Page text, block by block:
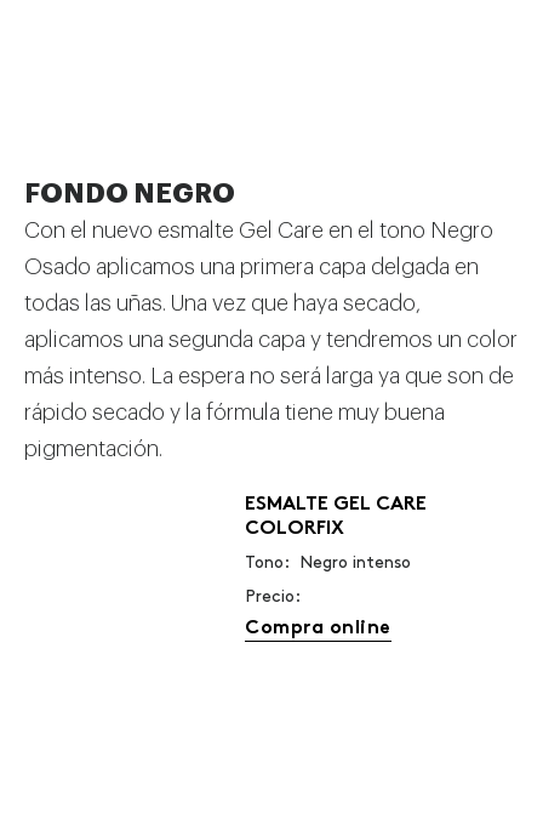
FONDO NEGRO
Con el nuevo esmalte Gel Care en el tono Negro
Osado aplicamos una primera capa delgada en
todas las uñas. Una vez que haya secado,
aplicamos una segunda capa y tendremos un color
más intenso. La espera no será larga ya que son de
rápido secado y la fórmula tiene muy buena
pigmentación.
ESMALTE GEL CARE
COLORFIX
Tono: Negro intenso
Precio:
Compra online